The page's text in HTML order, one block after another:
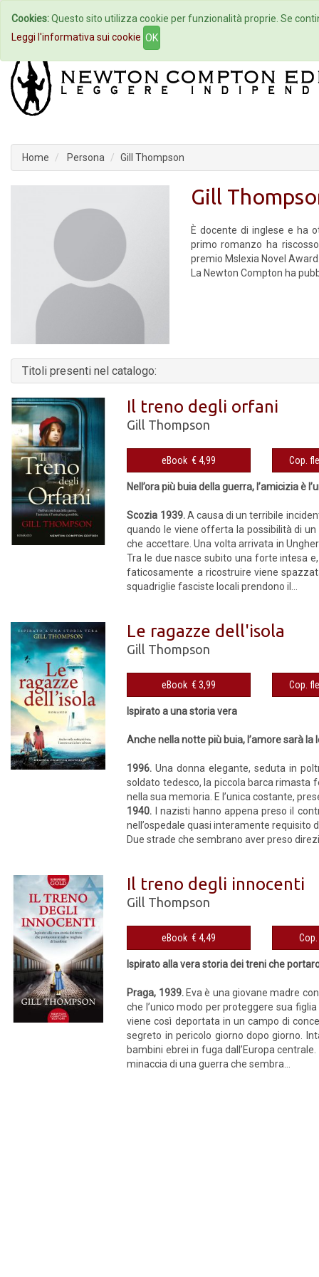
Home Autori Eventi
Home Persona Gill Thompson
Gill
È docente di inglese e ha
primo romanzo ha
premio Mslexia Novel
La Newton Compton ha
Titoli presenti nel catalogo:
Il treno degli orfani
Gill Thompson
eBook € 4,99
Nell’ora più buia della guerra, l’amicizia è
Scozia 1939.A causa di un terribile
quando le viene offerta la possibilità di
che accettare. Una volta arrivata in
Tra le due nasce subito una forte intesa
faticosamente a ricostruire viene
squadriglie fasciste locali prendono il...
Le ragazze dell'isola
Gill Thompson
eBook € 3,99
Ispirato a una storia vera
Anche nella notte più buia, l’amore sarà la
1996.Una donna elegante, seduta in
soldato tedesco, la piccola barca rimasta
nella sua memoria. E l’unica costante,
1940. I nazisti hanno appena preso il
nell’ospedale quasi interamente requisito
Due strade che sembrano aver preso
Il treno degli innocenti
Gill Thompson
eBook € 4,49
Ispirato alla vera storia dei treni che
Praga, 1939.Eva è una giovane madre
che l’unico modo per proteggere sua
viene così deportata in un campo di
segreto in pericolo giorno dopo giorno.
bambini ebrei in fuga dall’Europa
minaccia di una guerra che sembra...
Cookies:Questo sito utilizza cookie per funzionalità proprie. Se
Leggi l'informativa sui cookie OK